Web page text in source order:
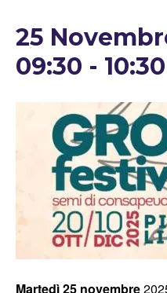
25
09:30 - 10:30
Martedì 25 novembre